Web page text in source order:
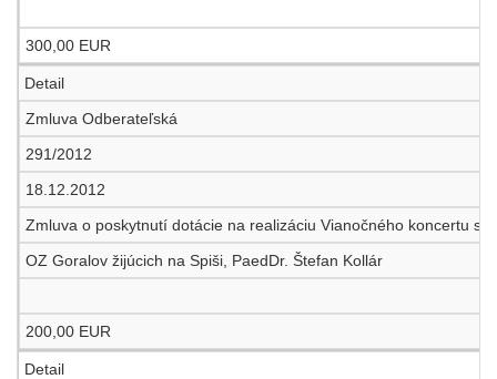
300,00 EUR
Detail
Zmluva Odberateľská
291/2012
18.12.2012
Zmluva o poskytnutí dotácie na realizáciu Vianočného koncertu s
OZ Goralov žijúcich na Spiši, PaedDr. Štefan Kollár
200,00 EUR
Detail